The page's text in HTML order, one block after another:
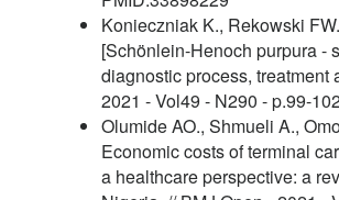
Konieczniak K., Rekowski
[Schönlein-Henoch purpura -
diagnostic process, treatment
2021 - Vol49 - N290 - p.99-
Olumide AO., Shmueli A.,
Economic costs of terminal
a healthcare perspective: a